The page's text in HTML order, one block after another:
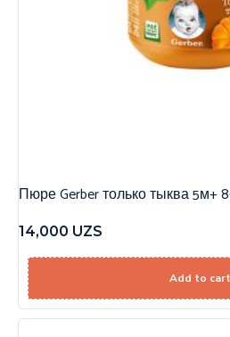
Пюре Gerber только тыква 5м+
14,000 UZS
Add to cart